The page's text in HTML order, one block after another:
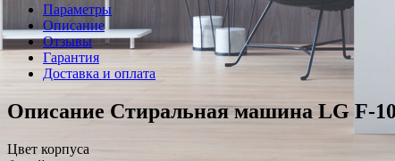
Параметры
Описание
Отзывы
Гарантия
Доставка и оплата
Описание Стиральная машина LG F-
Цвет корпуса